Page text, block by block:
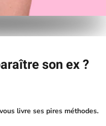
son ex ?
livre ses pires méthodes.